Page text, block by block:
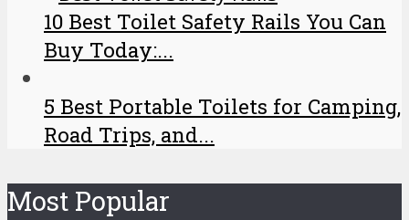
10 Best Toilet Safety Rails You Can
Buy Today:...
5 Best Portable Toilets for Camping,
Road Trips, and...
Most Popular